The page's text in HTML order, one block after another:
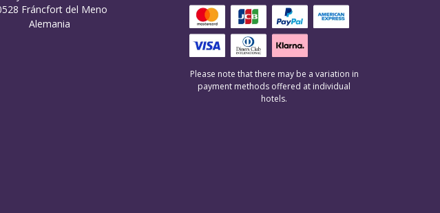
Fráncfort del Meno
Alemania
Please note that there may be a variation in
payment methods offered at individual
hotels.